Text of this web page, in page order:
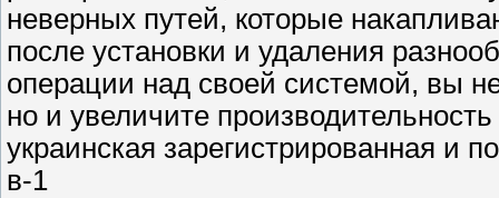
неверных путей, которые
после установки и удаления
операции над своей системой, вы
но и увеличите
украинская зарегистрированная и
в-1